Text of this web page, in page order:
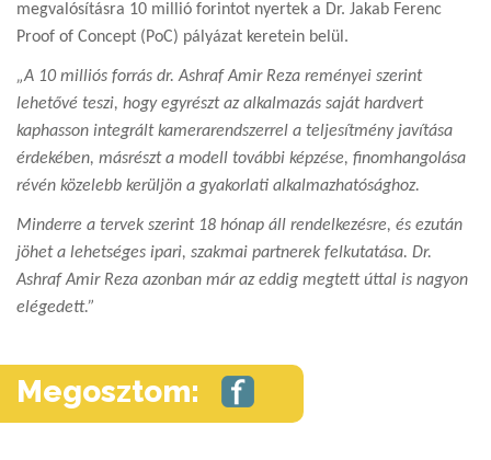
megvalósításra 10 millió forintot nyertek a Dr. Jakab Ferenc
Proof of Concept (PoC) pályázat keretein belül.
„A 10 milliós forrás dr. Ashraf Amir Reza reményei szerint
lehetővé teszi, hogy egyrészt az alkalmazás saját hardvert
kaphasson integrált kamerarendszerrel a teljesítmény javítása
érdekében, másrészt a modell további képzése, finomhangolása
révén közelebb kerüljön a gyakorlati alkalmazhatósághoz.
Minderre a tervek szerint 18 hónap áll rendelkezésre, és ezután
jöhet a lehetséges ipari, szakmai partnerek felkutatása. Dr.
Ashraf Amir Reza azonban már az eddig megtett úttal is nagyon
elégedett.”
Megosztom: